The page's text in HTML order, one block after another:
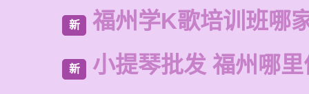
新 福州学K歌培训班哪
新 小提琴批发 福州哪